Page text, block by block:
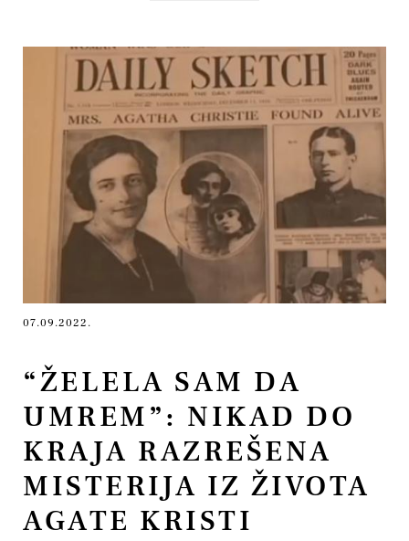
07.09.2022.
“ŽELELA SAM DA
UMREM”: NIKAD DO
KRAJA RAZREŠENA
MISTERIJA IZ ŽIVOTA
AGATE KRISTI